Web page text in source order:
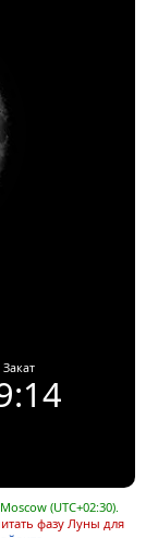
Закат
(UTC+02:30).
фазу Луны для